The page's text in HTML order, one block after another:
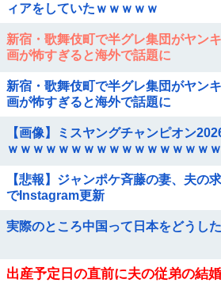
ィアをしていたｗｗｗｗｗ
新宿・歌舞伎町で半グレ集団がヤン
画が怖すぎると海外で話題に
新宿・歌舞伎町で半グレ集団がヤン
画が怖すぎると海外で話題に
【画像】ミスヤングチャンピオン
ｗｗｗｗｗｗｗｗｗｗｗｗｗｗｗｗ
【悲報】ジャンポケ斉藤の妻、夫の
でInstagram更新
実際のところ中国って日本をどうし
出産予定日の直前に夫の従弟の結